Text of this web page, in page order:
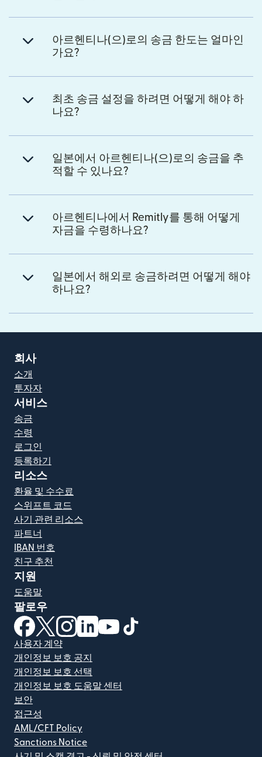
아르헨티나(으)로의 송금 한도는 얼마인
가요?
최초 송금 설정을 하려면 어떻게 해야 하
나요?
일본에서 아르헨티나(으)로의 송금을 추
적할 수 있나요?
아르헨티나에서 Remitly를 통해 어떻게
자금을 수령하나요?
일본에서 해외로 송금하려면 어떻게 해야
하나요?
회사
소개
투자자
서비스
송금
수령
로그인
등록하기
리소스
환율 및 수수료
스위프트 코드
사기 관련 리소스
파트너
IBAN 번호
친구 추천
지원
도움말
팔로우
(새 창에서 열림)
(새 창에서 열림)
(새 창에서 열림)
(새 창에서 열림)
(새 창에서 열림)
사용자 계약
개인정보 보호 공지
개인정보 보호 선택
개인정보 보호 도움말 센터
보안
접근성
AML/CFT Policy
Sanctions Notice